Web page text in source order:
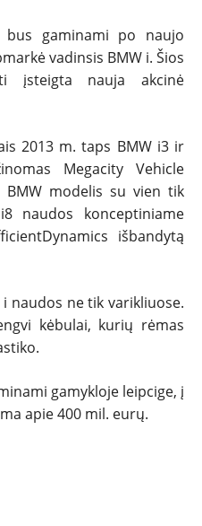
bus gaminami po naujo
vadinsis BMW i. Šios
įsteigta nauja akcinė
2013 m. taps BMW i3 ir
Megacity Vehicle
BMW modelis su vien tik
naudos konceptiniame
išbandytą
naudos ne tik varikliuose.
kėbulai, kurių rėmas
gamykloje leipcige, į
apie 400 mil. eurų.